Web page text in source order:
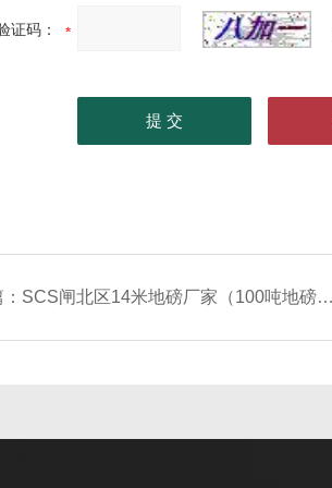
证码：
SCS闸北区14米地磅厂家（100吨地磅）出租价格